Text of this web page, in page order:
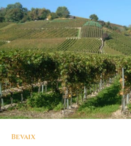
Bevaix